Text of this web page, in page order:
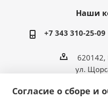
Наши
+7 343 310-25-09
620142,
ул.
Согласие о сборе и